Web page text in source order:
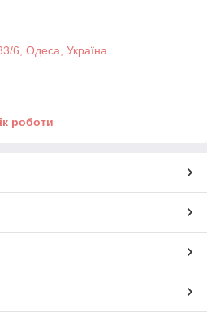
6, Одеса, Україна
роботи